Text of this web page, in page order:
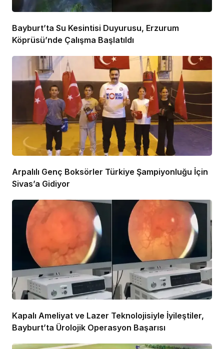
Bayburt’ta Su Kesintisi Duyurusu, Erzurum
Köprüsü’nde Çalışma Başlatıldı
Arpalılı Genç Boksörler Türkiye Şampiyonluğu İçin
Sivas’a Gidiyor
Kapalı Ameliyat ve Lazer Teknolojisiyle İyileştiler,
Bayburt’ta Ürolojik Operasyon Başarısı